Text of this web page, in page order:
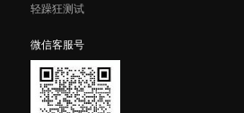
轻躁狂测试
微信客服号